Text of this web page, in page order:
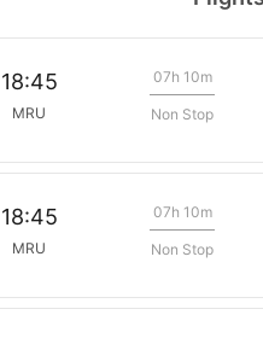
07h 10m
Non Stop
18:45
MRU
07h 10m
Non Stop
18:45
MRU